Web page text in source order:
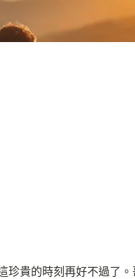
珍貴的時刻再好不過了。